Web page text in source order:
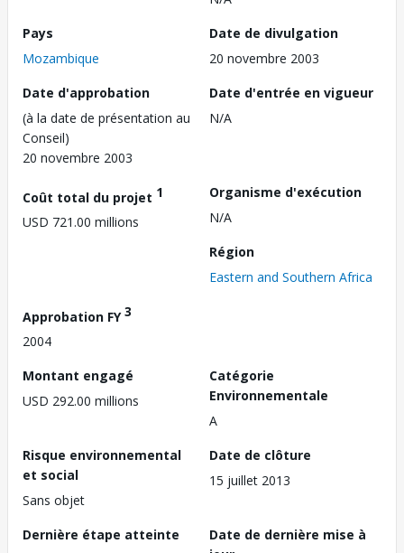
Pays
Mozambique
Date de divulgation
20 novembre 2003
Date d'approbation
(à la date de présentation au
Conseil)
20 novembre 2003
Date d'entrée en vigueur
N/A
Coût total du projet 1
USD 721.00 millions
Organisme d'exécution
N/A
Région
Eastern and Southern Africa
Approbation FY3
2004
Montant engagé
USD 292.00 millions
Catégorie
Environnementale
A
Risque environnemental
et social
Sans objet
Date de clôture
15 juillet 2013
Dernière étape atteinte
Date de dernière mise à